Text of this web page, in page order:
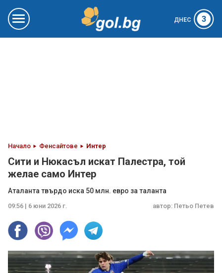
ДНЕС 3
Начало Фенсайтове Интер
Сити и Нюкасъл искат Палестра, той
желае само Интер
Аталанта твърдо иска 50 млн. евро за таланта
09:56 | 6 юни 2026 г. автор: Петьо Петев